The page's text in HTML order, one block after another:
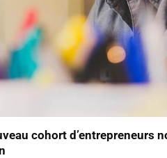
cohort d’entrepreneurs